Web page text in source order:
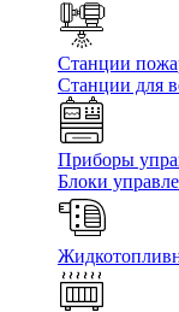
Станции
Станции для
Приборы
Блоки